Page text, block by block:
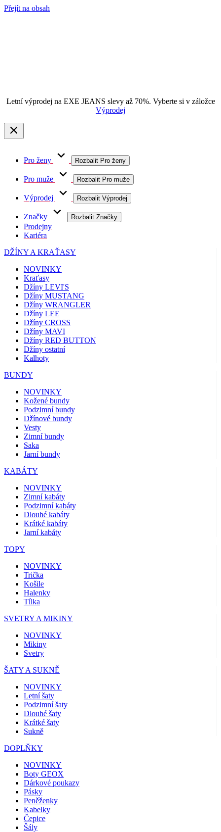
Přejít na obsah
Letní výprodej na EXE JEANS slevy až 70%. Vyberte si v záložce
Výprodej
Pro ženy Rozbalit Pro ženy
Pro muže Rozbalit Pro muže
Výprodej Rozbalit Výprodej
Značky Rozbalit Značky
Prodejny
Kariéra
DŽÍNY A KRAŤASY
NOVINKY
Kraťasy
Džíny LEVI'S
Džíny MUSTANG
Džíny WRANGLER
Džíny LEE
Džíny CROSS
Džíny MAVI
Džíny RED BUTTON
Džíny ostatní
Kalhoty
BUNDY
NOVINKY
Kožené bundy
Podzimní bundy
Džínové bundy
Vesty
Zimní bundy
Saka
Jarní bundy
KABÁTY
NOVINKY
Zimní kabáty
Podzimní kabáty
Dlouhé kabáty
Krátké kabáty
Jarní kabáty
TOPY
NOVINKY
Trička
Košile
Halenky
Tílka
SVETRY A MIKINY
NOVINKY
Mikiny
Svetry
ŠATY A SUKNĚ
NOVINKY
Letní šaty
Podzimní šaty
Dlouhé šaty
Krátké šaty
Sukně
DOPLŇKY
NOVINKY
Boty GEOX
Dárkové poukazy
Pásky
Peněženky
Kabelky
Čepice
Šály